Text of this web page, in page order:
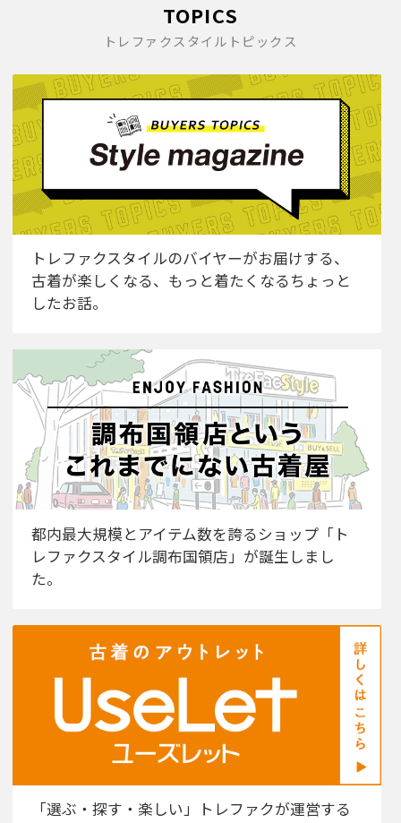
TOPICS
トレファクスタイルトピックス
トレファクスタイルのバイヤーがお届けする、
古着が楽しくなる、もっと着たくなるちょっと
したお話。
都内最大規模とアイテム数を誇るショップ「ト
レファクスタイル調布国領店」が誕生しまし
た。
「選ぶ・探す・楽しい」トレファクが運営する